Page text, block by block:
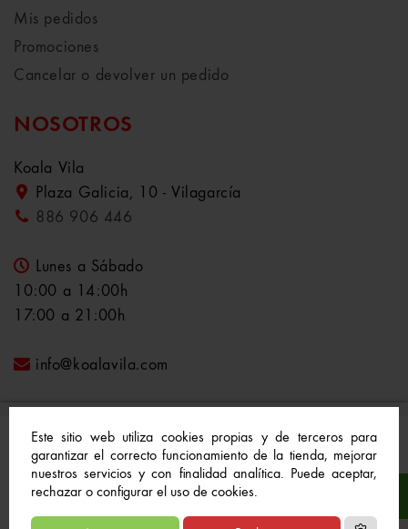
Este sitio web utiliza cookies propias y de terceros para
garantizar el correcto funcionamiento de la tienda, mejorar
nuestros servicios y con finalidad analítica. Puede aceptar,
rechazar o configurar el uso de cookies.
Mis pedidos
Promociones
Cancelar o devolver un pedido
NOSOTROS
Koala Vila
Plaza Galicia, 10 - Vilagarcía
886 906 446
Lunes a Sábado
10:00 a 14:00h
17:00 a 21:00h
info@koalavila.com
© 2021-2022 Koala Vila™. Todos los derechos